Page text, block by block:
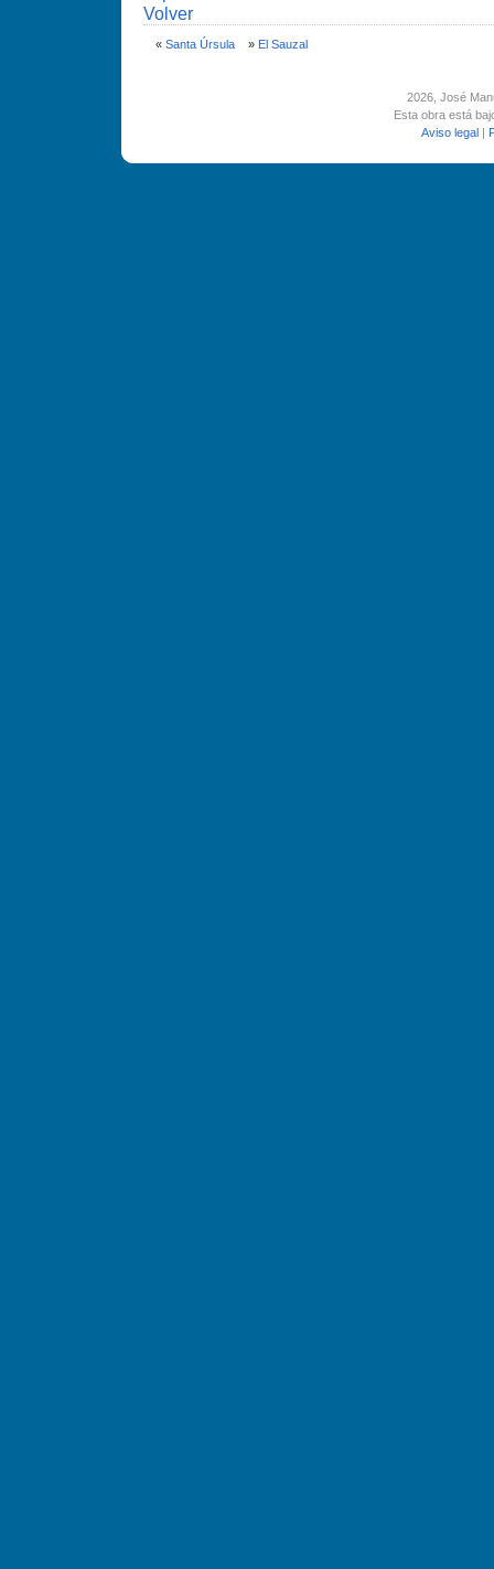
Volver
« Santa Úrsula» El Sauzal
2026, José
Esta obra está
Aviso legal |